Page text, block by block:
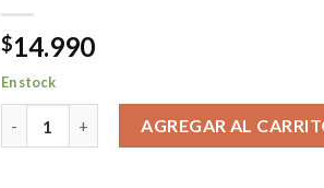
$14.990
En stock
AGREGAR AL